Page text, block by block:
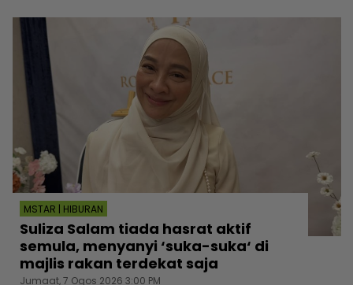
MSTAR | HIBURAN
Suliza Salam tiada hasrat aktif
semula, menyanyi ‘suka-suka‘ di
majlis rakan terdekat saja
Jumaat, 7 Ogos 2026 3:00 PM